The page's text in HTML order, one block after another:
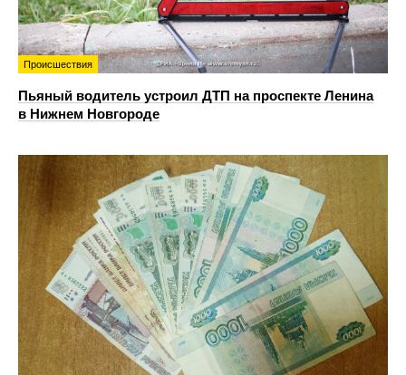
Происшествия
Пьяный водитель устроил ДТП на проспекте Ленина
в Нижнем Новгороде